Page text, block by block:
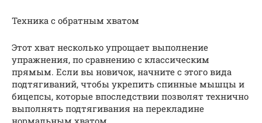
Техника с обратным хватом
Этот хват несколько упрощает выполнение
упражнения, по сравнению с классическим
прямым. Если вы новичок, начните с этого вида
подтягиваний, чтобы укрепить спинные мышцы и
бицепсы, которые впоследствии позволят технично
выполнять подтягивания на перекладине
нормальным хватом.